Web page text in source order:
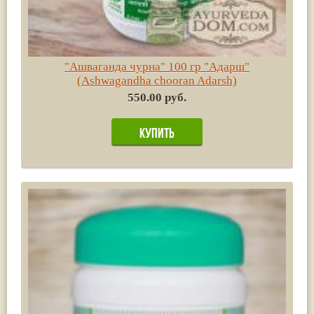
"Ашваганда чурна" 100 гр "Адарш"
(Ashwagandha chooran Adarsh)
550.00 руб.